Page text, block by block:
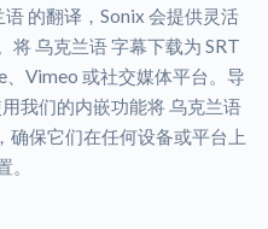
的翻译，Sonix 会提供灵活
将 乌克兰语 字幕下载为 SRT
Vimeo 或社交媒体平台。导
我们的内嵌功能将 乌克兰语
确保它们在任何设备或平台上